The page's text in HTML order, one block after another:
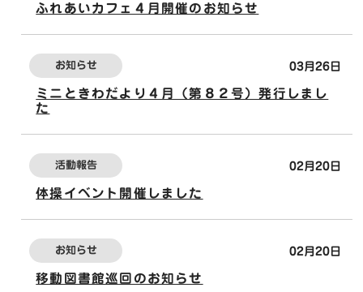
ふれあいカフェ４月開催のお知らせ
03月26日
お知らせ
ミニときわだより４月（第８２号）発行しまし
た
02月20日
活動報告
体操イベント開催しました
02月20日
お知らせ
移動図書館巡回のお知らせ